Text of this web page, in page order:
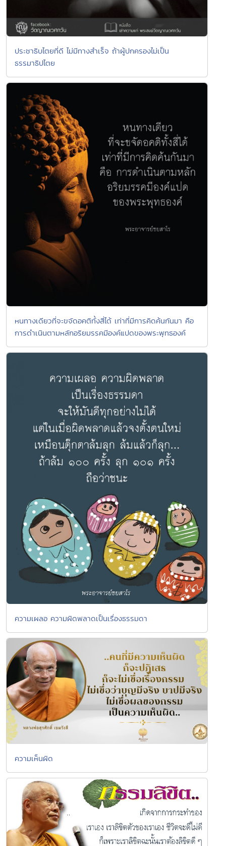
ประชาธิบไตยที่ดี ไม่มีทางสำเร็จ ถ้าผู้ปกครองไม่เป็น
ธรรมาธิปไตย
หนทางเดียวที่จะขจัดอคติทั้งสี่ได้ เท่าที่มีการคิดค้นกันมา คือ
การดำเนินตามหลักอริยมรรคมีองค์แปดของพระพุทธองค์
ความเผลอ ความผิดพลาดเป็นเรื่องธรรมดา
ความเห็นผิด